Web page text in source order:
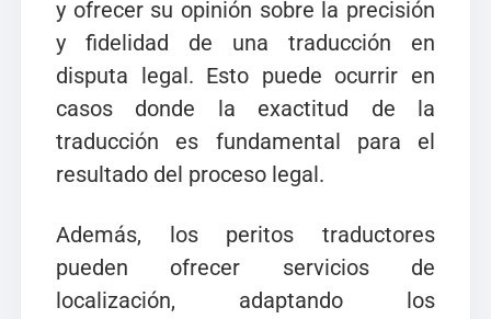
y ofrecer su opinión sobre la precisión
y fidelidad de una traducción en
disputa legal. Esto puede ocurrir en
casos donde la exactitud de la
traducción es fundamental para el
resultado del proceso legal.
Además, los peritos traductores
pueden ofrecer servicios de
localización, adaptando los